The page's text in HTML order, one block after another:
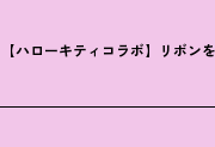
【ハローキティコラボ】リボ